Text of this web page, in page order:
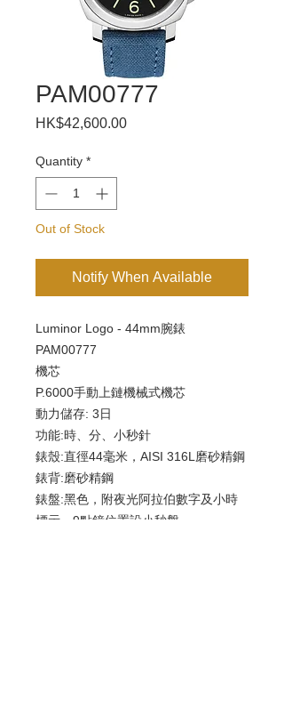
PAM00777
HK$42,600.00Price
Quantity *
Out of Stock
Notify When Available
Luminor Logo - 44mm腕錶
PAM00777
機芯
P.6000手動上鏈機械式機芯
動力儲存: 3日
功能:時、分、小秒針
錶殼:直徑44毫米，AISI 316L磨砂精鋼
錶背:磨砂精鋼
錶盤:黑色，附夜光阿拉伯數字及小時
標示。9點鐘位置設小秒盤